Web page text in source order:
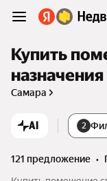
Купить
Самара
AI 2
121 предложение •